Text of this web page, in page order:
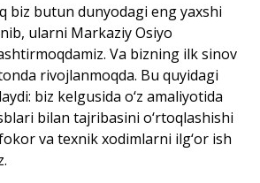
biz butun dunyodagi eng yaxshi
ularni Markaziy Osiyo
Va bizning ilk sinov
rivojlanmoqda. Bu quyidagi
biz kelgusida o‘z amaliyotida
bilan tajribasini o‘rtoqlashishi
va texnik xodimlarni ilg‘or ish